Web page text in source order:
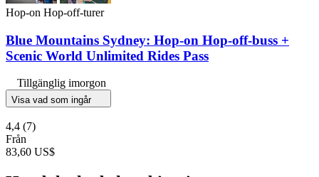
Hop-on Hop-off-turer
Blue Mountains Sydney: Hop-on Hop-off-buss +
Scenic World Unlimited Rides Pass
Tillgänglig imorgon
Visa vad som ingår
4,4 (7)
Från
83,60 US$